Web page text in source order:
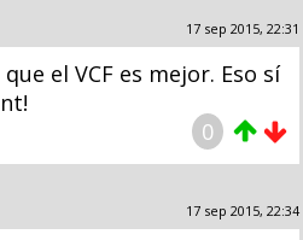
17 sep 2015, 22:31
el VCF es mejor. Eso sí
0
17 sep 2015, 22:34